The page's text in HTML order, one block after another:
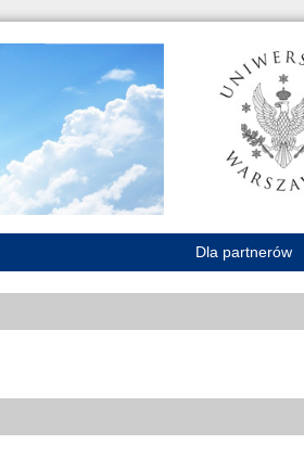
Dla partnerów